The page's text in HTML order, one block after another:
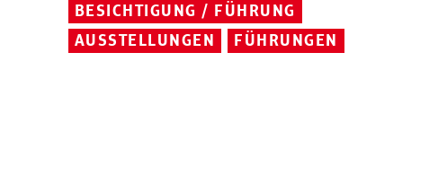
BESICHTIGUNG / FÜHRUNG
AUSSTELLUNGEN
FÜHRUNGEN